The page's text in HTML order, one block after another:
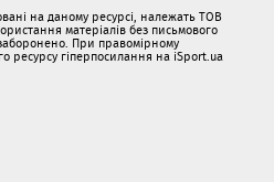
на даному ресурсі, належать ТОВ
матеріалів без письмового
При правомірному
ресурсу гіперпосилання на iSport.ua